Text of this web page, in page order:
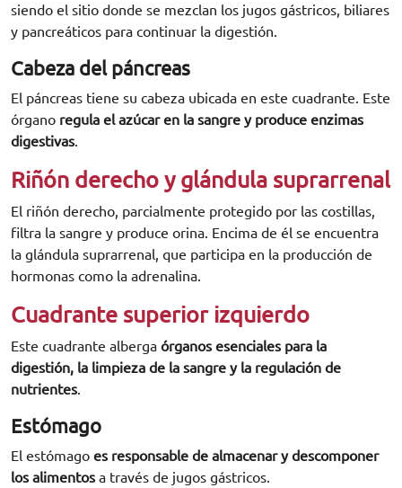
siendo el sitio donde se mezclan los jugos gástricos, biliares
y pancreáticos para continuar la digestión.
Cabeza del páncreas
El páncreas tiene su cabeza ubicada en este cuadrante. Este
órgano regula el azúcar en la sangre y produce enzimas
digestivas.
Riñón derecho y glándula suprarrenal
El riñón derecho, parcialmente protegido por las costillas,
filtra la sangre y produce orina. Encima de él se encuentra
la glándula suprarrenal, que participa en la producción de
hormonas como la adrenalina.
Cuadrante superior izquierdo
Este cuadrante alberga órganos esenciales para la
digestión, la limpieza de la sangre y la regulación de
nutrientes.
Estómago
El estómago es responsable de almacenar y descomponer
los alimentos a través de jugos gástricos.